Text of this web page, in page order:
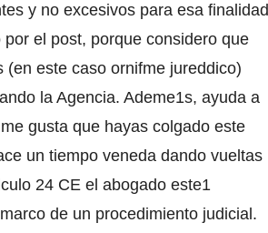
y no excesivos para esa finalidad
el post, porque considero que
este caso ornifme jureddico)
la Agencia. Ademe1s, ayuda a
gusta que hayas colgado este
un tiempo veneda dando vueltas
24 CE el abogado este1
de un procedimiento judicial.